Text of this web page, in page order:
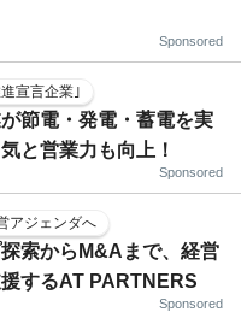
Sponsored
宣言企業｣
節電・発電・蓄電を実
と営業力も向上！
Sponsored
アジェンダへ
索からM&Aまで、経営
するAT PARTNERS
Sponsored